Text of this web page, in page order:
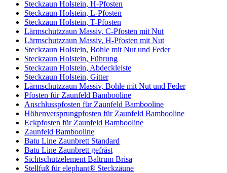
Steckzaun Holstein, H-Pfosten
Steckzaun Holstein, L-Pfosten
Steckzaun Holstein, T-Pfosten
Lärmschutzzaun Massiv, C-Pfosten mit Nut
Lärmschutzzaun Massiv, H-Pfosten mit Nut
Steckzaun Holstein, Bohle mit Nut und Feder
Steckzaun Holstein, Führung
Steckzaun Holstein, Abdeckleiste
Steckzaun Holstein, Gitter
Lärmschutzzaun Massiv, Bohle mit Nut und Feder
Pfosten für Zaunfeld Bambooline
Anschlusspfosten für Zaunfeld Bambooline
Höhenversprungpfosten für Zaunfeld Bambooline
Eckpfosten für Zaunfeld Bambooline
Zaunfeld Bambooline
Batu Line Zaunbrett Standard
Batu Line Zaunbrett gefräst
Sichtschutzelement Baltrum Brisa
Stellfuß für elephant® Steckzäune